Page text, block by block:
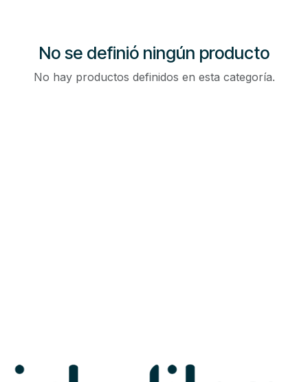
No se definió ningún producto
No hay productos definidos en esta categoría.